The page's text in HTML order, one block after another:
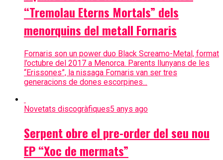
“Tremolau Eterns Mortals” dels
menorquins del metall Fornaris
Fornaris son un power duo Black Screamo-Metal, format
l’octubre del 2017 a Menorca. Parents llunyans de les
“Erissones”, la nissaga Fornaris van ser tres
generacions de dones escorpines...
Novetats discogràfiques5 anys ago
Serpent obre el pre-order del seu nou
EP “Xoc de mermats”